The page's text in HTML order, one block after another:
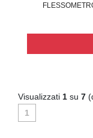
Visualizzati 1 su 7
1